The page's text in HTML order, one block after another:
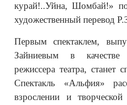
курай!..Уйна, Шомбай!»
художественный перевод
Первым спектаклем,
Зайниевым в качестве
режиссера театра, станет
Спектакль «Альфия»
взрослении и творческой